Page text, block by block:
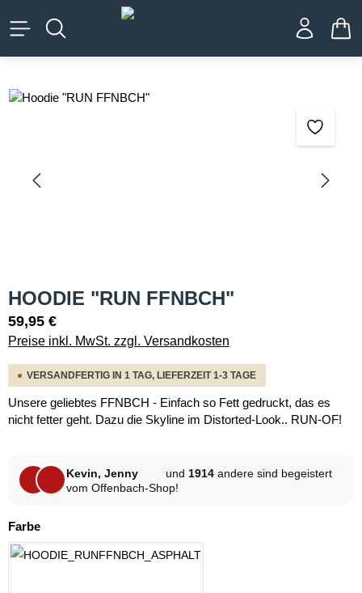
springen
Bildergalerie überspringen
HOODIE "RUN FFNBCH"
59,95 €
Preise inkl. MwSt. zzgl. Versandkosten
VERSANDFERTIG IN 1 TAG, LIEFERZEIT 1-3 TAGE
Unsere geliebtes FFNBCH - Einfach so Fett gedruckt, das es
nicht fetter geht. Dazu die Skyline im Distorted-Look.. RUN-OF!
Kevin, Jenny und 1914 andere sind begeistert
vom Offenbach-Shop!
Farbeauswählen